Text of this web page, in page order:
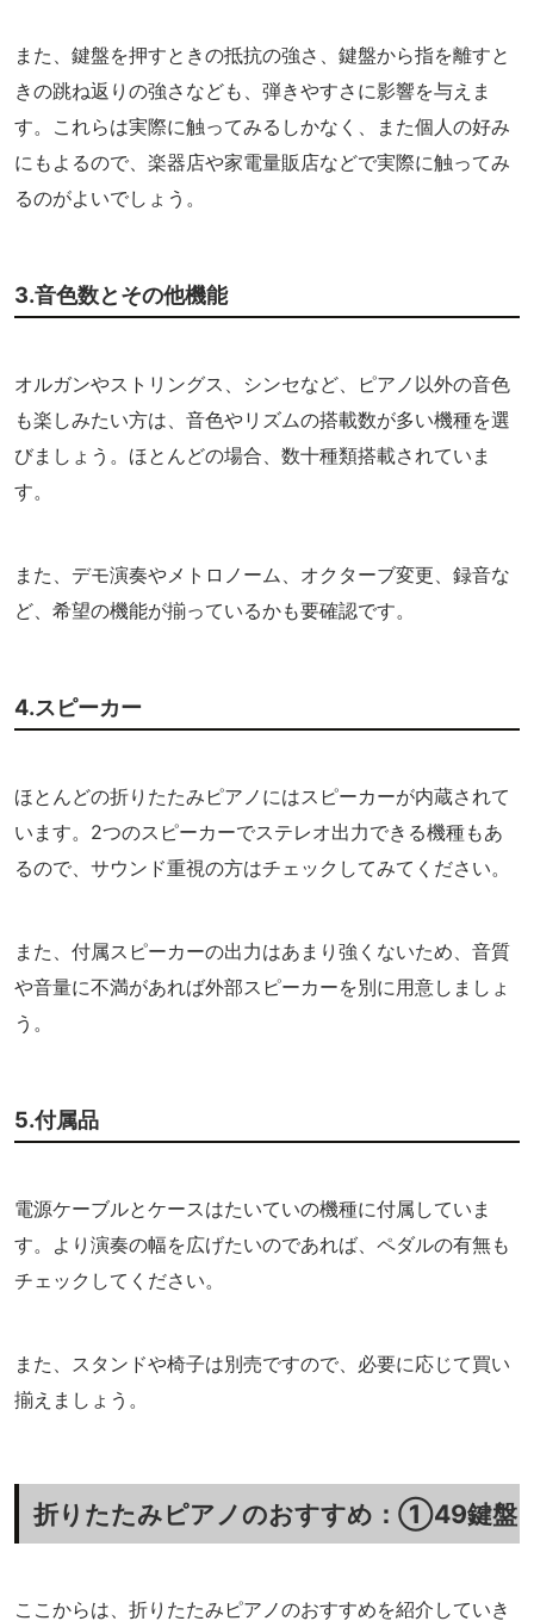
また、鍵盤を押すときの抵抗の強さ、鍵盤から指を離すと
きの跳ね返りの強さなども、弾きやすさに影響を与えま
す。これらは実際に触ってみるしかなく、また個人の好み
にもよるので、楽器店や家電量販店などで実際に触ってみ
るのがよいでしょう。
3.音色数とその他機能
オルガンやストリングス、シンセなど、ピアノ以外の音色
も楽しみたい方は、音色やリズムの搭載数が多い機種を選
びましょう。ほとんどの場合、数十種類搭載されていま
す。
また、デモ演奏やメトロノーム、オクターブ変更、録音な
ど、希望の機能が揃っているかも要確認です。
4.スピーカー
ほとんどの折りたたみピアノにはスピーカーが内蔵されて
います。2つのスピーカーでステレオ出力できる機種もあ
るので、サウンド重視の方はチェックしてみてください。
また、付属スピーカーの出力はあまり強くないため、音質
や音量に不満があれば外部スピーカーを別に用意しましょ
う。
5.付属品
電源ケーブルとケースはたいていの機種に付属していま
す。より演奏の幅を広げたいのであれば、ペダルの有無も
チェックしてください。
また、スタンドや椅子は別売ですので、必要に応じて買い
揃えましょう。
折りたたみピアノのおすすめ：①49鍵盤
ここからは、折りたたみピアノのおすすめを紹介していき